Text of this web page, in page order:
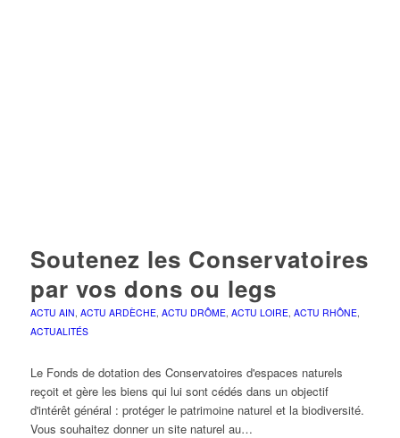
Soutenez les Conservatoires
par vos dons ou legs
ACTU AIN ACTU ARDÈCHE, ACTU DRÔME, ACTU LOIRE, ACTU RHÔNE,
ACTUALITÉS
Le Fonds de dotation des Conservatoires d'espaces naturels
reçoit et gère les biens qui lui sont cédés dans un objectif
d'intérêt général : protéger le patrimoine naturel et la biodiversité.
Vous souhaitez donner un site naturel au…